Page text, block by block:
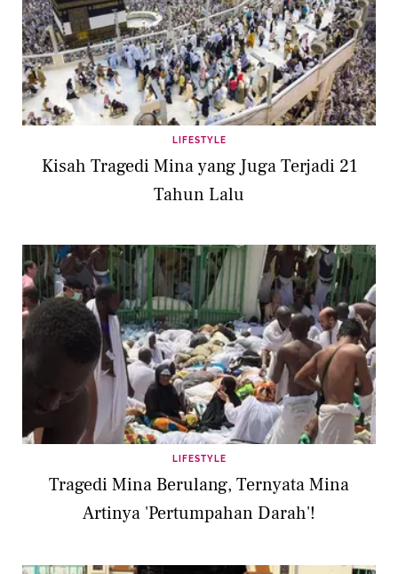
LIFESTYLE
Kisah Tragedi Mina yang Juga Terjadi 21
Tahun Lalu
LIFESTYLE
Tragedi Mina Berulang, Ternyata Mina
Artinya 'Pertumpahan Darah'!